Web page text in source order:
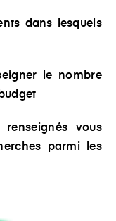
dans lesquels
le nombre
vous
parmi les